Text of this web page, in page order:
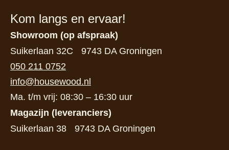
Kom langs en ervaar!
Showroom (op afspraak)
Suikerlaan 32C 9743 DA Groningen
050 211 0752
info@housewood.nl
Ma. t/m vrij: 08:30 – 16:30 uur
Magazijn (leveranciers)
Suikerlaan 38 9743 DA Groningen